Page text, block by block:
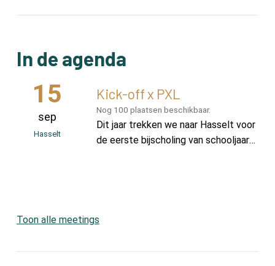
In de agenda
Kick-off x PXL
15
sep
Hasselt
Nog 100 plaatsen beschikbaar.
Dit jaar trekken we naar Hasselt voor
de eerste bijscholing van schooljaar
Toon alle meetings